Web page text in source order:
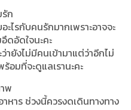
ก
ไรกับคนรักมากเพราะอาจจะ
ดอัดใจนะคะ
ายังไม่มีคนเข้ามาแต่ว่าอีกไม่
อมที่จะดูแลเรานะคะ
พ
าหาร ช่วงนี้ควรงดเดินทางทาง